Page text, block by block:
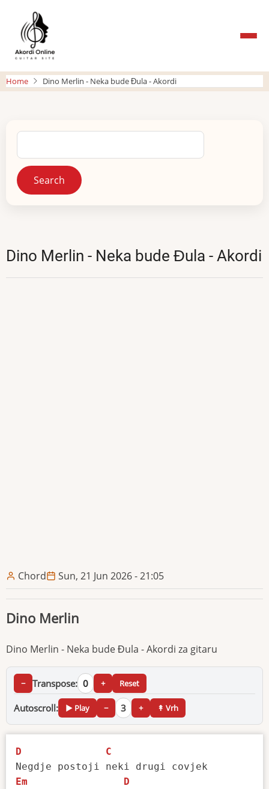
main
content
Home Dino Merlin - Neka bude Đula - Akordi
Search
Dino Merlin - Neka bude Đula - Akordi
Chord Sun, 21 Jun 2026 - 21:05
Dino Merlin
Dino Merlin - Neka bude Đula - Akordi za gitaru
− Transpose: 0 + Reset
Autoscroll: ▶ Play − 3 + ↟ Vrh
D
C
Em
D